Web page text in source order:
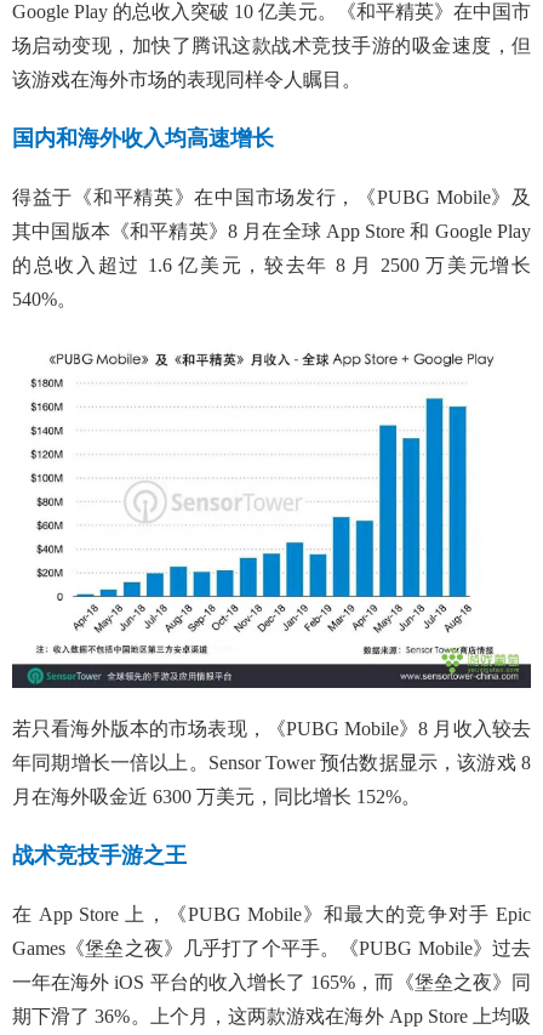
Google Play 的总收入突破 10 亿美元。《和平精英》在中国市
场启动变现，加快了腾讯这款战术竞技手游的吸金速度，但
该游戏在海外市场的表现同样令人瞩目。
国内和海外收入均高速增长
得益于《和平精英》在中国市场发行，《PUBG Mobile》及
其中国版本《和平精英》8 月在全球 App Store 和 Google Play
的总收入超过 1.6 亿美元，较去年 8 月 2500 万美元增长
540%。
若只看海外版本的市场表现，《PUBG Mobile》8 月收入较去
年同期增长一倍以上。Sensor Tower 预估数据显示，该游戏 8
月在海外吸金近 6300 万美元，同比增长 152%。
战术竞技手游之王
在 App Store 上，《PUBG Mobile》和最大的竞争对手 Epic
Games《堡垒之夜》几乎打了个平手。《PUBG Mobile》过去
一年在海外 iOS 平台的收入增长了 165%，而《堡垒之夜》同
期下滑了 36%。上个月，这两款游戏在海外 App Store 上均吸